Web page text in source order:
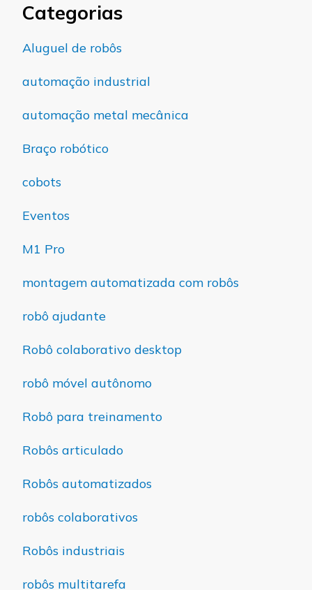
Categorias
Aluguel de robôs
automação industrial
automação metal mecânica
Braço robótico
cobots
Eventos
M1 Pro
montagem automatizada com robôs
robô ajudante
Robô colaborativo desktop
robô móvel autônomo
Robô para treinamento
Robôs articulado
Robôs automatizados
robôs colaborativos
Robôs industriais
robôs multitarefa